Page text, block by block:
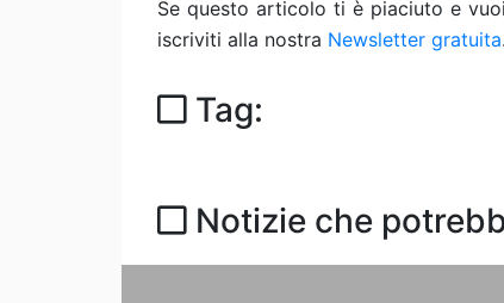
Se questo articolo ti è piaciuto e
iscriviti alla nostra Newsletter gratuita.
Tag:
Notizie che